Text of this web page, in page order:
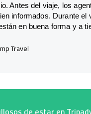
Antes del viaje, los
informados. Durante el
en buena forma y a
Travel